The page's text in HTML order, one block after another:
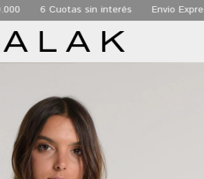
6 Cuotas sin interés Envio